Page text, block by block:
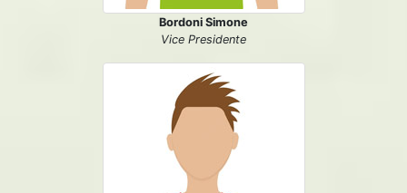
Bordoni Simone
Vice Presidente